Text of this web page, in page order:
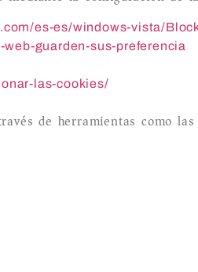
es-es/windows-vista/
guarden-sus-preferencia
las-cookies/
de herramientas como